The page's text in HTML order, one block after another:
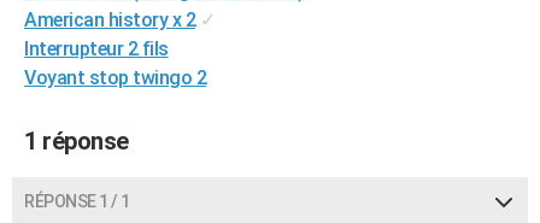
CARTE DE VOEUX
Carte de Noël
Carte Bonne année
Carte Saint-Valentin
Carte Pâques
Carte d'anniversaire
DICTIONNAIRE
COPAINS D'AVANT
S'inscrire
Se connecter
Lycées
Collèges
Primaires
Universités
Entreprises
Service militaire
Avis de recherche
AVIS DE DÉCÈS
American history x 2 ✓
Interrupteur 2 fils
Voyant stop twingo 2
1 réponse
RÉPONSE 1 / 1